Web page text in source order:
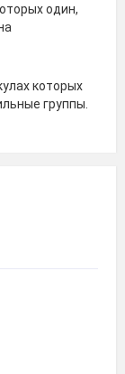
один,
которых
группы.